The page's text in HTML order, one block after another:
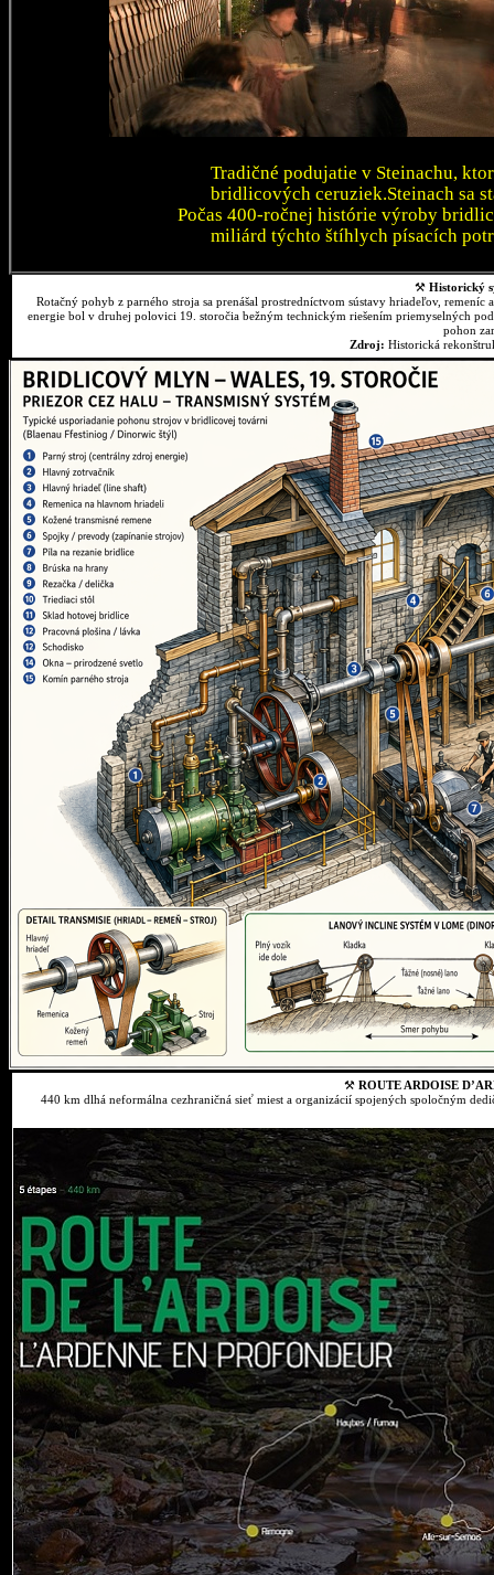
Tradičné podujatie v Steinachu,
bridlicových ceruziek.Steinach sa
Počas 400-ročnej histórie výroby
miliárd týchto štíhlych písacích
⚒ Historický
Rotačný pohyb z parného stroja sa prenášal prostredníctvom sústavy hriadeľov,
energie bol v druhej polovici 19. storočia bežným technickým riešením priemyselných
pohon
Zdroj: Historická
⚒ ROUTE ARDOISE
440 km dlhá neformálna cezhraničná sieť miest a organizácií spojených spoločným